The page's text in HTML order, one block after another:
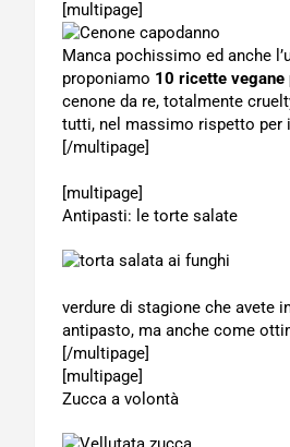
[multipage]
Manca pochissimo ed anche
proponiamo 10 ricette vegane
cenone da re, totalmente
tutti, nel massimo rispetto per
[/multipage]
[multipage]
Antipasti: le torte salate
verdure di stagione che avete
antipasto, ma anche come
[/multipage]
[multipage]
Zucca a volontà